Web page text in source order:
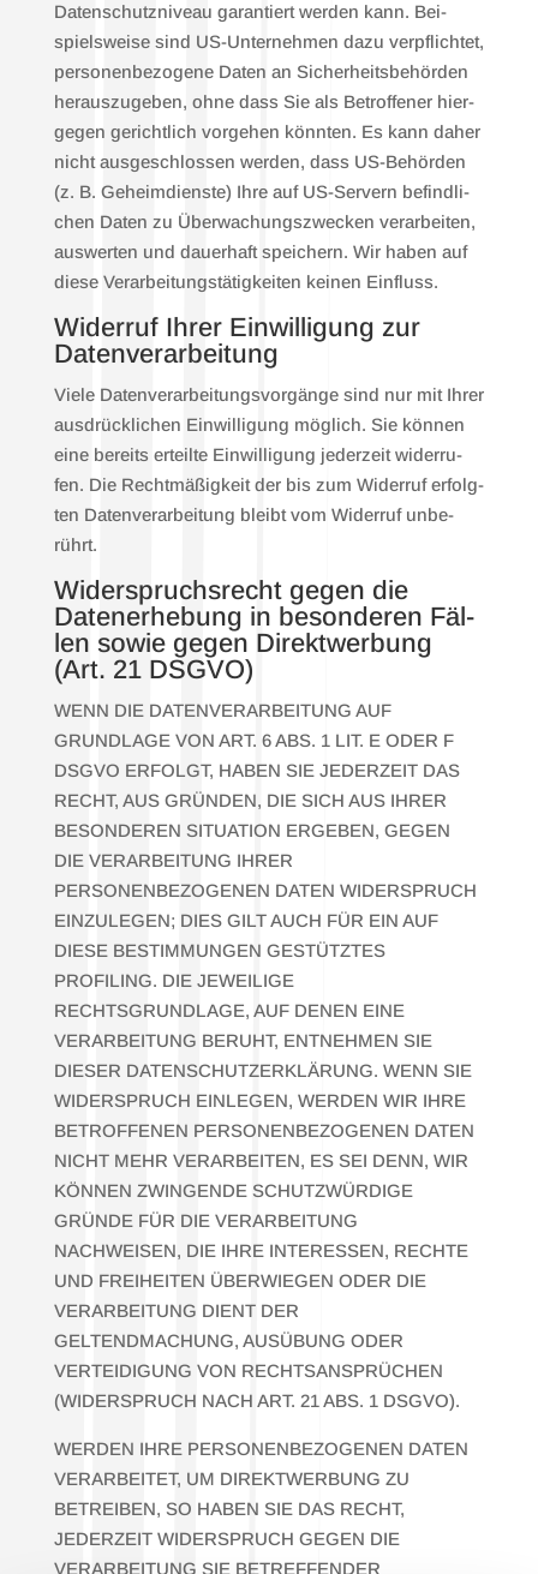
Daten­schutz­ni­veau garan­tiert wer­den kann. Bei­
spiels­wei­se sind US-Unter­neh­men dazu ver­pflich­tet,
per­so­nen­be­zo­ge­ne Daten an Sicher­heits­be­hör­den
her­aus­zu­ge­ben, ohne dass Sie als Betrof­fe­ner hier­
ge­gen gericht­lich vor­ge­hen könn­ten. Es kann daher
nicht aus­ge­schlos­sen wer­den, dass US-Behör­den
(z. B. Geheim­diens­te) Ihre auf US-Ser­vern befind­li­
chen Daten zu Über­wa­chungs­zwe­cken ver­ar­bei­ten,
aus­wer­ten und dau­er­haft spei­chern. Wir haben auf
die­se Ver­ar­bei­tungs­tä­tig­kei­ten kei­nen Ein­fluss.
Wider­ruf Ihrer Ein­wil­li­gung zur
Daten­ver­ar­bei­tung
Vie­le Daten­ver­ar­bei­tungs­vor­gän­ge sind nur mit Ihrer
aus­drück­li­chen Ein­wil­li­gung mög­lich. Sie kön­nen
eine bereits erteil­te Ein­wil­li­gung jeder­zeit wider­ru­
fen. Die Recht­mä­ßig­keit der bis zum Wider­ruf erfolg­
ten Daten­ver­ar­bei­tung bleibt vom Wider­ruf unbe­
rührt.
Wider­spruchs­recht gegen die
Daten­er­he­bung in beson­de­ren Fäl­
len sowie gegen Direkt­wer­bung
(Art. 21 DSGVO)
WENN DIE DATENVERARBEITUNG AUF
GRUNDLAGE VON ART. 6 ABS. 1 LIT. E ODER F
DSGVO ERFOLGT, HABEN SIE JEDERZEIT DAS
RECHT, AUS GRÜNDEN, DIE SICH AUS IHRER
BESONDEREN SITUATION ERGEBEN, GEGEN
DIE VERARBEITUNG IHRER
PERSONENBEZOGENEN DATEN WIDERSPRUCH
EINZULEGEN; DIES GILT AUCH FÜR EIN AUF
DIESE BESTIMMUNGEN GESTÜTZTES
PROFILING. DIE JEWEILIGE
RECHTSGRUNDLAGE, AUF DENEN EINE
VERARBEITUNG BERUHT, ENTNEHMEN SIE
DIESER DATENSCHUTZERKLÄRUNG. WENN SIE
WIDERSPRUCH EINLEGEN, WERDEN WIR IHRE
BETROFFENEN PERSONENBEZOGENEN DATEN
NICHT MEHR VERARBEITEN, ES SEI DENN, WIR
KÖNNEN ZWINGENDE SCHUTZWÜRDIGE
GRÜNDE FÜR DIE VERARBEITUNG
NACHWEISEN, DIE IHRE INTERESSEN, RECHTE
UND FREIHEITEN ÜBERWIEGEN ODER DIE
VERARBEITUNG DIENT DER
GELTENDMACHUNG, AUSÜBUNG ODER
VERTEIDIGUNG VON RECHTSANSPRÜCHEN
(WIDERSPRUCH NACH ART. 21 ABS. 1 DSGVO).
WERDEN IHRE PERSONENBEZOGENEN DATEN
VERARBEITET, UM DIREKTWERBUNG ZU
BETREIBEN, SO HABEN SIE DAS RECHT,
JEDERZEIT WIDERSPRUCH GEGEN DIE
VERARBEITUNG SIE BETREFFENDER